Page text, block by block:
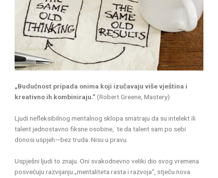
„Budućnost pripada onima koji izučavaju više vještina i
kreativno ih kombiniraju.“(Robert Greene, Mastery)
Ljudi nefleksibilnog mentalnog sklopa smatraju da su intelekt ili
talent jednostavno fiksne osobine, te da talent sam po sebi
donosi uspjeh—bez truda. Nisu u pravu.
Uspješni ljudi to znaju. Oni svakodnevno veliki dio svog vremena
posvećuju razvijanju „mentaliteta rasta i razvoja“, stječu nova